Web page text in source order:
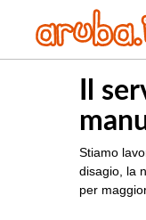
Il
Stiamo
disagio, la
per